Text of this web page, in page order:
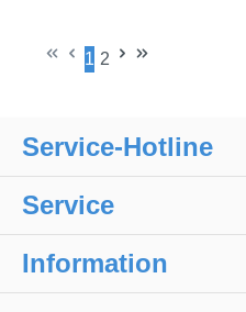
Seite
1
Seite
2
Service-Hotline
Service
Information